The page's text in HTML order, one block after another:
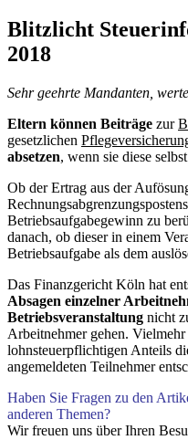
Blitzlicht
2018
Sehr geehrte Mandanten,
Eltern können Beiträge zur
gesetzlichen
absetzen, wenn sie diese
Ob der Ertrag aus der
Betriebsaufgabegewinn zu
danach, ob dieser in einem
Betriebsaufgabe als dem
Das Finanzgericht Köln hat
Absagen einzelner
Betriebsveranstaltung nicht
Arbeitnehmer gehen.
lohnsteuerpflichtigen Anteils
angemeldeten Teilnehmer
Haben Sie Fragen zu den
anderen Themen?
Wir freuen uns über Ihren